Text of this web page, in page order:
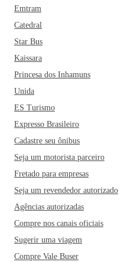
Emtram
Catedral
Star Bus
Kaissara
Princesa dos Inhamuns
Unida
ES Turismo
Expresso Brasileiro
Cadastre seu ônibus
Seja um motorista parceiro
Fretado para empresas
Seja um revendedor autorizado
Agências autorizadas
Compre nos canais oficiais
Sugerir uma viagem
Compre Vale Buser